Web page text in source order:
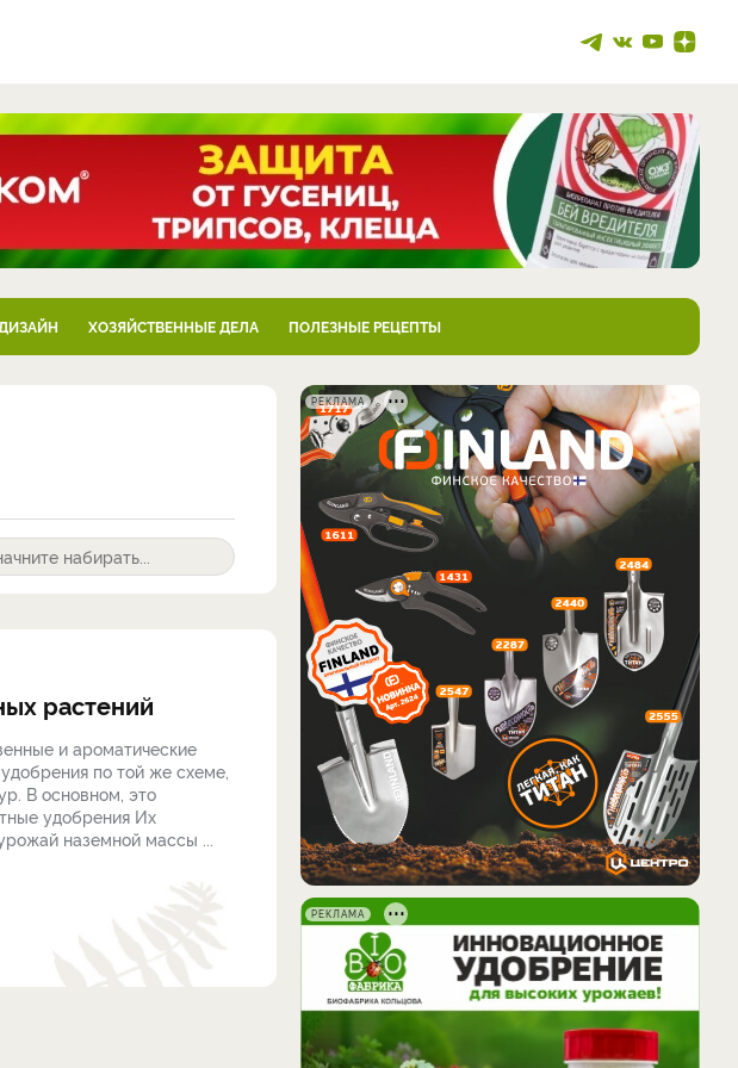
ХОЗЯЙСТВЕННЫЕ ДЕЛА ПОЛЕЗНЫЕ РЕЦЕПТЫ
растений
и ароматические
по той же схеме,
В основном, это
удобрения Их
наземной массы ...
РЕКЛАМА
РЕКЛАМА